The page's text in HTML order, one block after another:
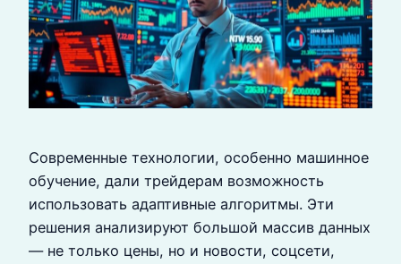
Современные технологии, особенно машинное
обучение, дали трейдерам возможность
использовать адаптивные алгоритмы. Эти
решения анализируют большой массив данных
— не только цены, но и новости, соцсети,